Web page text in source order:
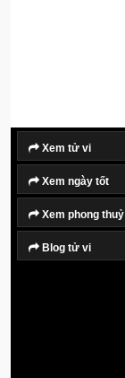
Xem tử vi
Xem ngày tốt
Xem phong thuỷ
Blog tử vi